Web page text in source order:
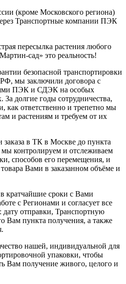
(кроме Московского региона)
Транспортные компании ПЭК
пересылка растения любого
сад» это реальность!
безопасной транспортировки
мы заключили договора с
ПЭК и СДЭК на особых
долгие годы сотрудничества,
как ответственно и трепетно мы
и растениям и требуем от их
заказа в ТК в Москве до пункта
контролируем и отслеживаем
способов его перемещения, и
Вами в заказанном объёме и
кратчайшие сроки с Вами
с Регионами и согласует все
отправки, Транспортную
Вам пункта получения, а также
нашей, индивидуальной для
упаковки, чтобы
Вам получение живого, целого и